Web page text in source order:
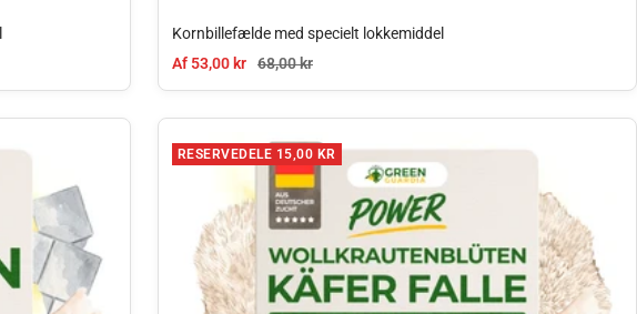
Kornbillefælde med specielt lokkemiddel
Tilbudspris
Af 53,00 kr Normal pris
68,00 kr
RESERVEDELE 15,00 KR